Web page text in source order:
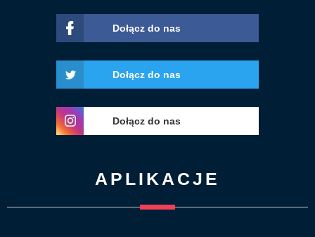
Dołącz do nas
Dołącz do nas
Dołącz do nas
APLIKACJE